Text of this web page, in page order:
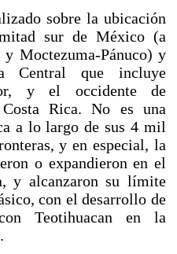
sobre la ubicación
sur de México (a
Moctezuma-Pánuco) y
Central que incluye
, y el occidente de
Costa Rica. No es una
a lo largo de sus 4 mil
y en especial, la
o expandieron en el
y alcanzaron su límite
, con el desarrollo de
Teotihuacan en la